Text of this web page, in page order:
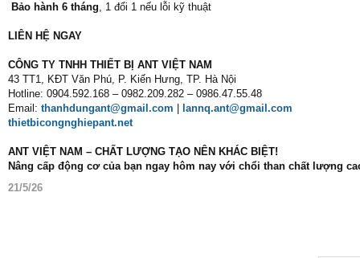
Bảo hành 6 tháng, 1 đổi 1 nếu lỗi kỹ thuật
LIÊN HỆ NGAY
CÔNG TY TNHH THIẾT BỊ ANT VIỆT NAM
43 TT1, KĐT Văn Phú, P. Kiến Hưng, TP. Hà Nội
Hotline: 0904.592.168 – 0982.209.282 – 0986.47.55.48
Email: thanhdungant@gmail.com
lannq.ant@gmail.com
thietbicongnghiepant.net
ANT VIỆT NAM – CHẤT LƯỢNG TẠO NÊN KHÁC BIỆT!
Nâng cấp động cơ của bạn ngay hôm nay với chổi than chất lượng
21/5/26